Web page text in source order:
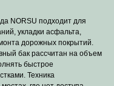
NORSU подходит для
укладки асфальта,
дорожных покрытий.
бак рассчитан на объем
быстрое
Техника